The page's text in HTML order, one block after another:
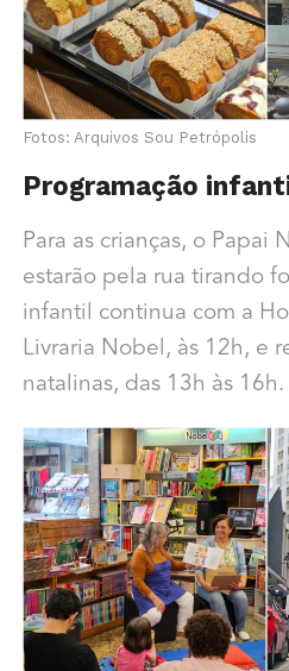
Fotos: Arquivos Sou Petrópolis
Programação
Para as crianças, o Papai
estarão pela rua tirando
infantil continua com a
Livraria Nobel, às 12h, e
natalinas, das 13h às 16h.